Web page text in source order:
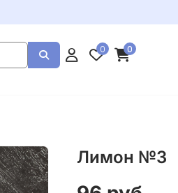
0 0
Лимон №3